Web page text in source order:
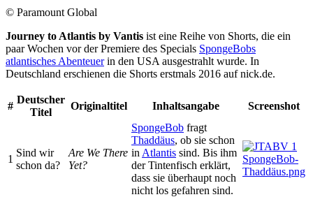
© Paramount Global
Journey to Atlantis by Vantis ist eine Reihe von Shorts, die ein
paar Wochen vor der Premiere des Specials SpongeBobs
atlantisches Abenteuerin den USA ausgestrahlt wurde. In
Deutschland erschienen die Shorts erstmals 2016 auf nick.de.
#
Deutscher
Titel
Originaltitel Inhaltsangabe Screenshot
1
Sind wir
schon da?
Are We There
Yet?
SpongeBob fragt
Thaddäus, ob sie schon
in Atlantis sind. Bis ihm
der Tintenfisch erklärt,
dass sie überhaupt noch
nicht los gefahren sind.